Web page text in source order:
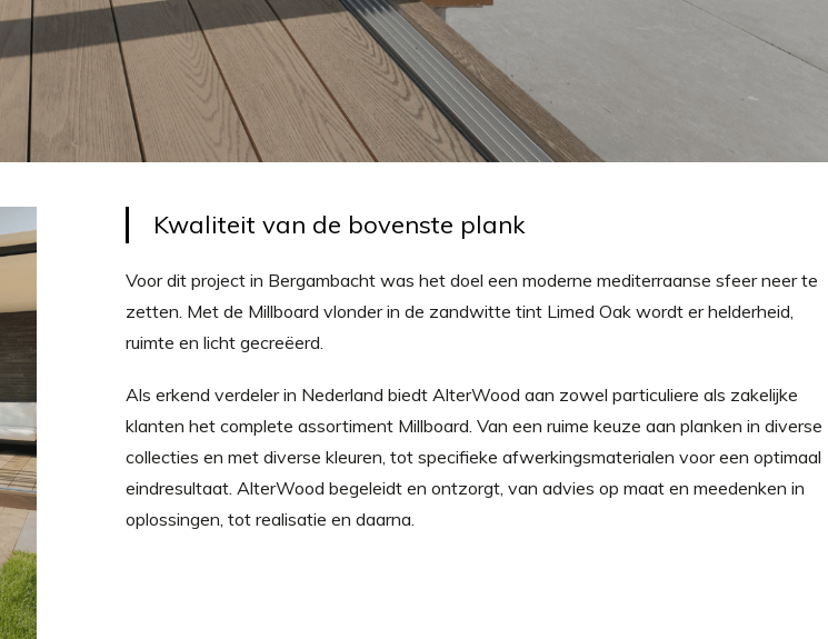
Kwaliteit van de bovenste plank
Voor dit project in Bergambacht was het doel een moderne mediterraanse sfeer neer te
zetten. Met de Millboard vlonder in de zandwitte tint Limed Oak wordt er helderheid,
ruimte en licht gecreëerd.
Als erkend verdeler in Nederland biedt AlterWood aan zowel particuliere als zakelijke
klanten het complete assortiment Millboard. Van een ruime keuze aan planken in diverse
collecties en met diverse kleuren, tot specifieke afwerkingsmaterialen voor een optimaal
eindresultaat. AlterWood begeleidt en ontzorgt, van advies op maat en meedenken in
oplossingen, tot realisatie en daarna.